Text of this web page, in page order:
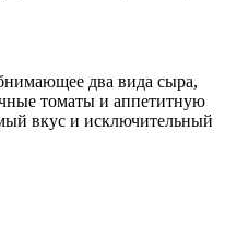
два вида сыра,
томаты и аппетитную
вкус и исключительный